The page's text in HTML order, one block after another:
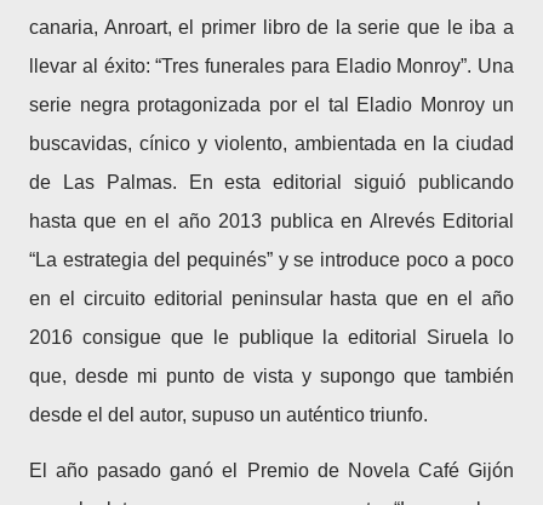
canaria, Anroart, el primer libro de la serie que le iba a
llevar al éxito: “Tres funerales para Eladio Monroy”. Una
serie negra protagonizada por el tal Eladio Monroy un
buscavidas, cínico y violento, ambientada en la ciudad
de Las Palmas. En esta editorial siguió publicando
hasta que en el año 2013 publica en Alrevés Editorial
“La estrategia del pequinés” y se introduce poco a poco
en el circuito editorial peninsular hasta que en el año
2016 consigue que le publique la editorial Siruela lo
que, desde mi punto de vista y supongo que también
desde el del autor, supuso un auténtico triunfo.
El año pasado ganó el Premio de Novela Café Gijón